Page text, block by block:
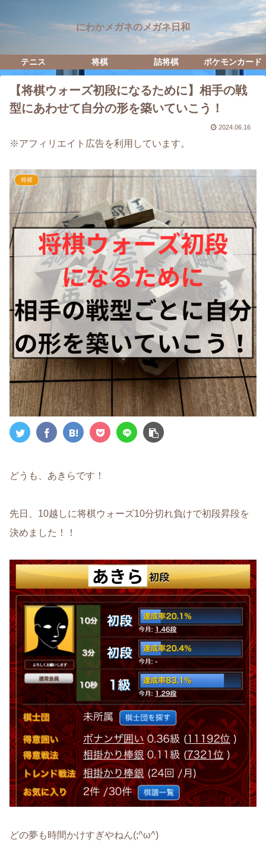
にわかメガネのメガネ日和
テニス 将棋 詰将棋 ポケモンカード
【将棋ウォーズ初段になるために】相手の戦
型にあわせて自分の形を築いていこう！
2024.06.16
※アフィリエイト広告を利用しています。
将棋
どうも、あきらです！
先日、10越しに将棋ウォーズ10分切れ負けで初段昇段を
決めました！！
どの夢も時間かけすぎやねん(;^ω^)